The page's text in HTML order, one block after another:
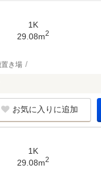
1K
29.08m2
き場
お気に入りに追加
1K
29.08m2